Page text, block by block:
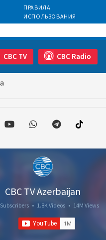
ПРАВИЛА
ИСПОЛЬЗОВАНИЯ
CBC TV CBC Radio
CBC TV Azerbaijan
• 1.8K Videos • 14M Views